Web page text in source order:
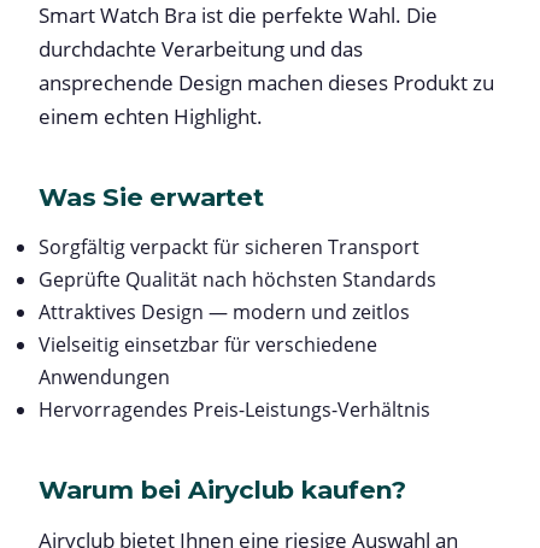
Smart Watch Bra ist die perfekte Wahl. Die
durchdachte Verarbeitung und das
ansprechende Design machen dieses Produkt zu
einem echten Highlight.
Was Sie erwartet
Sorgfältig verpackt für sicheren Transport
Geprüfte Qualität nach höchsten Standards
Attraktives Design — modern und zeitlos
Vielseitig einsetzbar für verschiedene
Anwendungen
Hervorragendes Preis-Leistungs-Verhältnis
Warum bei Airyclub kaufen?
Airyclub bietet Ihnen eine riesige Auswahl an